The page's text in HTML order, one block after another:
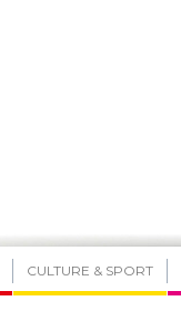
CULTURE & SPORT